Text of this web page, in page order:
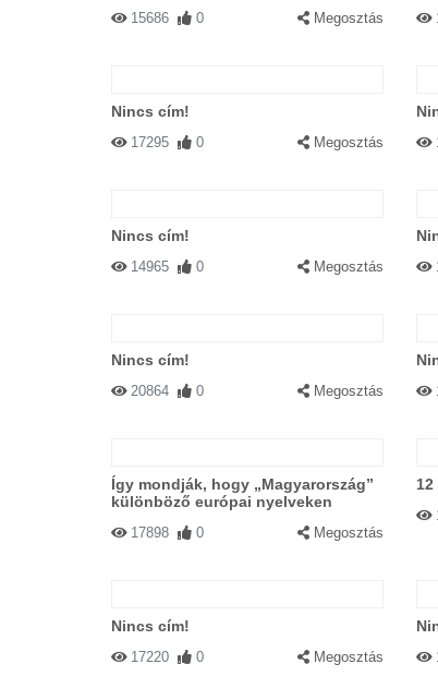
15686 0 Megosztás
Nincs cím!
17295 0 Megosztás
Nincs cím!
14965 0 Megosztás
Nincs cím!
20864 0 Megosztás
Így mondják, hogy „Magyarország”
különböző európai nyelveken
17898 0 Megosztás
Nincs cím!
17220 0 Megosztás